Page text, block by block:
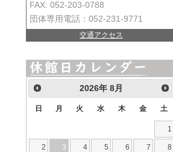
FAX: 052-203-0788
団体専用電話：052-231-9771
交通アクセス
2026年8月
日 月 火 水 木 金 土
1
2 3 4 5 6 7 8